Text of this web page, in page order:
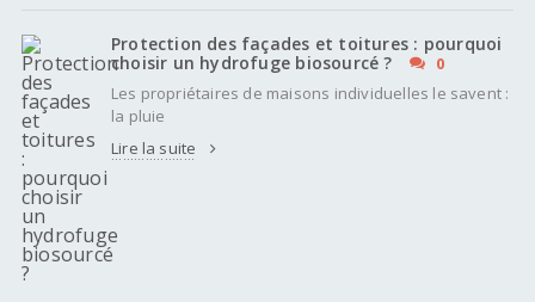
Protection des façades et toitures : pourquoi
choisir un hydrofuge biosourcé ?
0
Les propriétaires de maisons individuelles le savent :
la pluie
Lire la suite